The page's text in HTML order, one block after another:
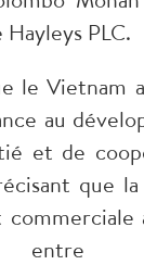
PLC.
le Vietnam
au
et de
que
entre